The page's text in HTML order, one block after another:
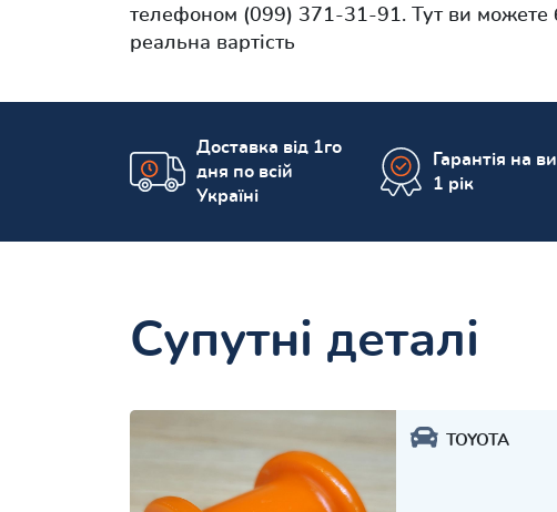
телефоном (099) 371-31-91. Тут ви можете
реальна вартість
Доставка від 1го
дня по всій
Україні
Гарантія на
1 рік
Супутні деталі
TOYOTA